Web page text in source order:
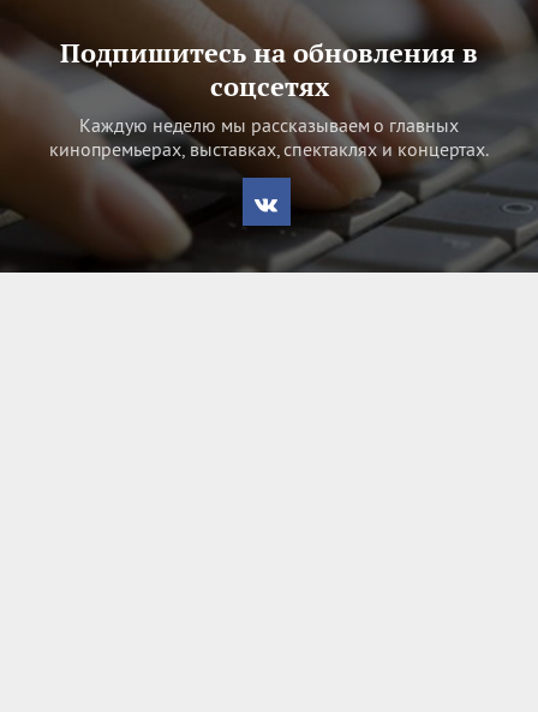
Подпишитесь на обновления в
соцсетях
Каждую неделю мы рассказываем о главных
кинопремьерах, выставках, спектаклях и концертах.